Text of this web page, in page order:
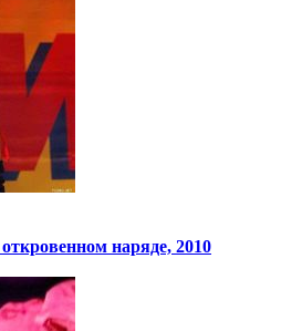
наряде, 2010